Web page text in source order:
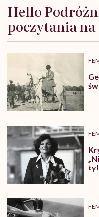
Hello
poczytania na